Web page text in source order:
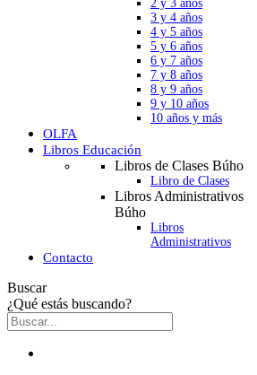
2 y 3 años
3 y 4 años
4 y 5 años
5 y 6 años
6 y 7 años
7 y 8 años
8 y 9 años
9 y 10 años
10 años y más
OLFA
Libros Educación
Libros de Clases Búho
Libro de Clases
Libros Administrativos
Búho
Libros
Administrativos
Contacto
Buscar
¿Qué estás buscando?